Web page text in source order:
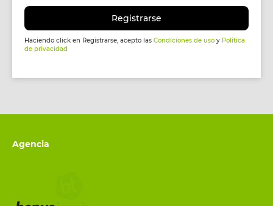
Registrarse
Haciendo click en Registrarse, acepto las Condiciones de uso y Política
de privacidad
Agencia